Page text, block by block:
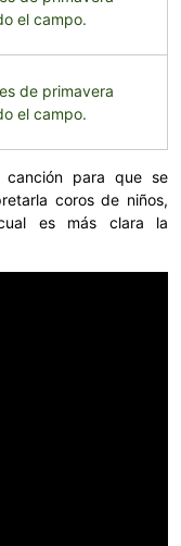
el campo.
de primavera
el campo.
canción para que se
coros de niños,
es más clara la